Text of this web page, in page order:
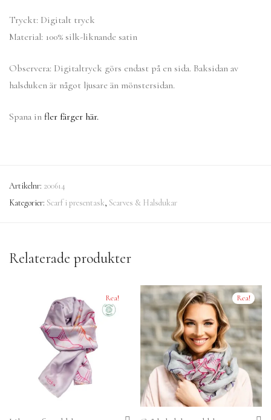
Tryckt: Digitalt tryck
Material: 100% silk-liknande satin
Observera: Digitaltryck görs endast på en sida. Baksidan av
halsduken är något ljusare än mönstersidan.
Spana in fler färger här.
Artikelnr: 200614
Kategorier: Scarf i presentask, Scarves & Halsdukar
Relaterade produkter
Rea! Rea!